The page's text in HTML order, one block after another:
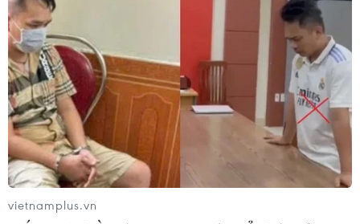
tổ chức thi trên máy tính.
vietnamplus.vn